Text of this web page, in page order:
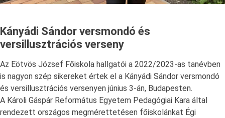
Kányádi Sándor versmondó és
versillusztrációs verseny
Az Eötvös József Főiskola hallgatói a 2022/2023-as tanévben
is nagyon szép sikereket értek el a Kányádi Sándor versmondó
és versillusztrációs versenyen június 3-án, Budapesten.
A Károli Gáspár Református Egyetem Pedagógiai Kara által
rendezett országos megmérettetésen főiskolánkat Égi